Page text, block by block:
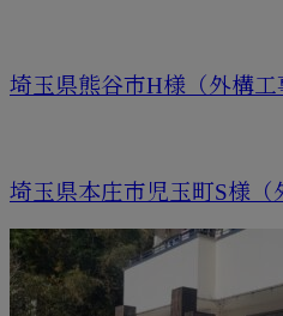
埼玉県熊谷市H様（外構工
埼玉県本庄市児玉町S様（